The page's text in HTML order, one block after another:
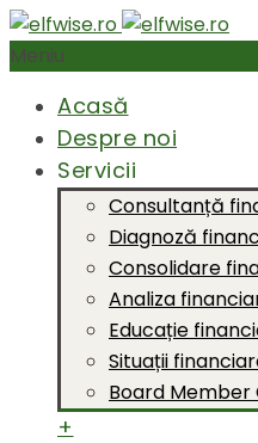
Meniu
Acasă
Despre noi
Servicii
Consultanță
Diagnoză
Consolidare
Analiza
Educație
Situații
Board Member
+